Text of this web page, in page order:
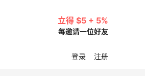
立得 $5 + 5%
每邀请一位好友
登录 注册